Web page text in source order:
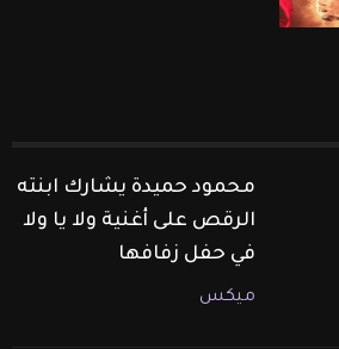
محمود حميدة يشارك ابنته
الرقص على أغنية ولا يا ولا
في حفل زفافها
ميكس